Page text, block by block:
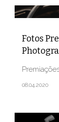
Fotos
08.04.2020